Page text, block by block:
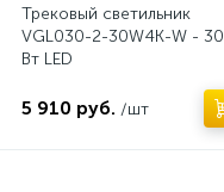
Трековый светильник
VGL030-2-30W4K-W - 30
Вт LED
5 910 руб. /шт